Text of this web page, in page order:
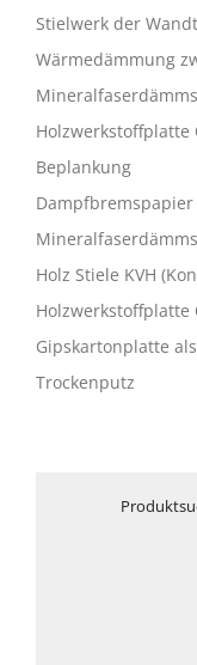
Stielwerk der
Wärmedämmung
Holzwerkstoffplatte
Beplankung
Dampfbremspapier
Holz Stiele KVH
Holzwerkstoffplatte
Gipskartonplatte
Trockenputz